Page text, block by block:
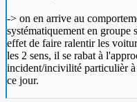
-> on en arrive au
systématiquement en
effet de faire ralentir les
les 2 sens, il se rabat à
incident/incivilité particulièr à
ce jour.